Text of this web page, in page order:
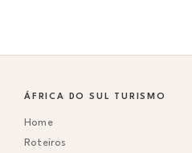
ÁFRICA DO SUL TURISMO
Home
Roteiros